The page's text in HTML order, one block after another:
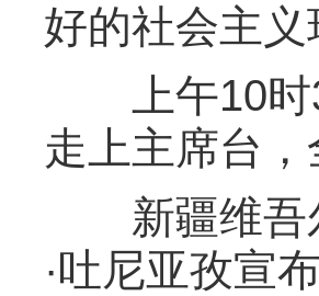
好的社会主
上午10时
走上主席台
新疆维吾尔
·吐尼亚孜宣